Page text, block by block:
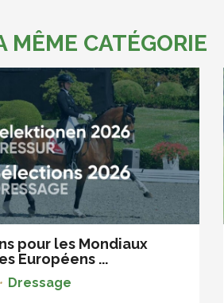
MÊME CATÉGORIE
pour les Mondiaux
Européens ...
• Dressage